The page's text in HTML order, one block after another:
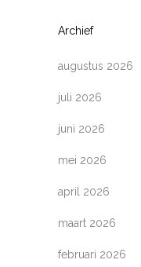
Archief
augustus 2026
juli 2026
juni 2026
mei 2026
april 2026
maart 2026
februari 2026